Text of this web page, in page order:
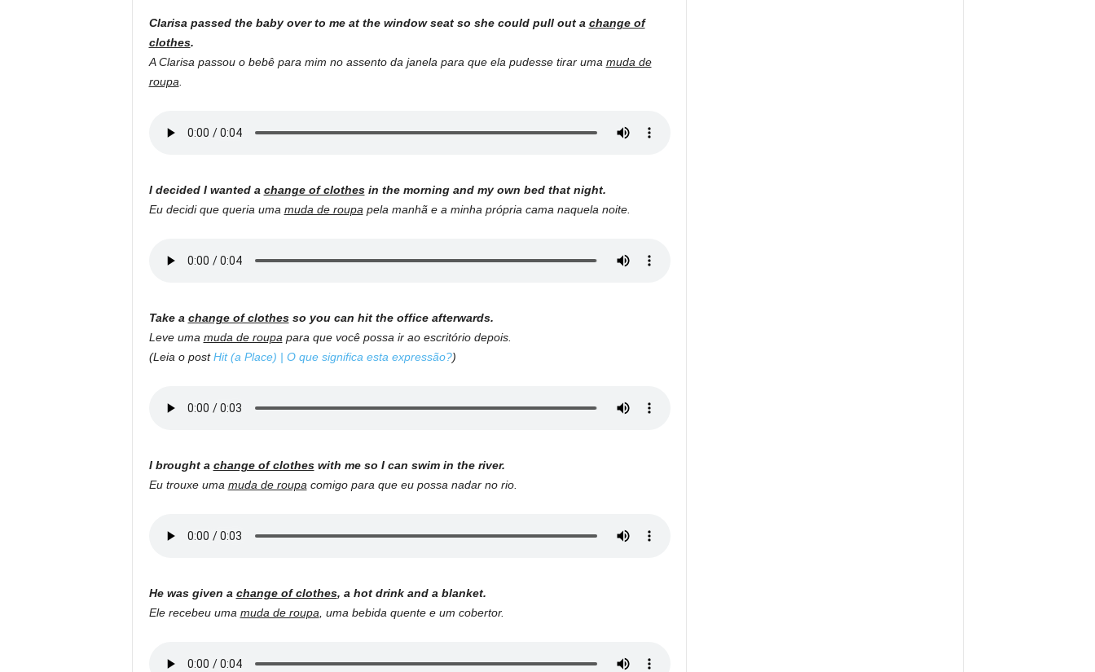
Clarisa passed the baby over to me at the window seat so she could pull out a change of
clothes.
A Clarisa passou o bebê para mim no assento da janela para que ela pudesse tirar uma muda de
roupa
I decided I wanted a change of clothesin the morning and my own bed that night.
Eu decidi que queria uma muda de roupa pela manhã e a minha própria cama naquela noite.
Take a change of clothesso you can hit the office afterwards.
Leve uma muda de roupa para que você possa ir ao escritório depois.
(Leia o postHit (a Place) | O que significa esta expressão?)
I brought a change of clotheswith me so I can swim in the river.
Eu trouxe uma muda de roupa comigo para que eu possa nadar no rio.
He was given a change of clothes, a hot drink and a blanket.
Ele recebeu uma muda de roupa , uma bebida quente e um cobertor.